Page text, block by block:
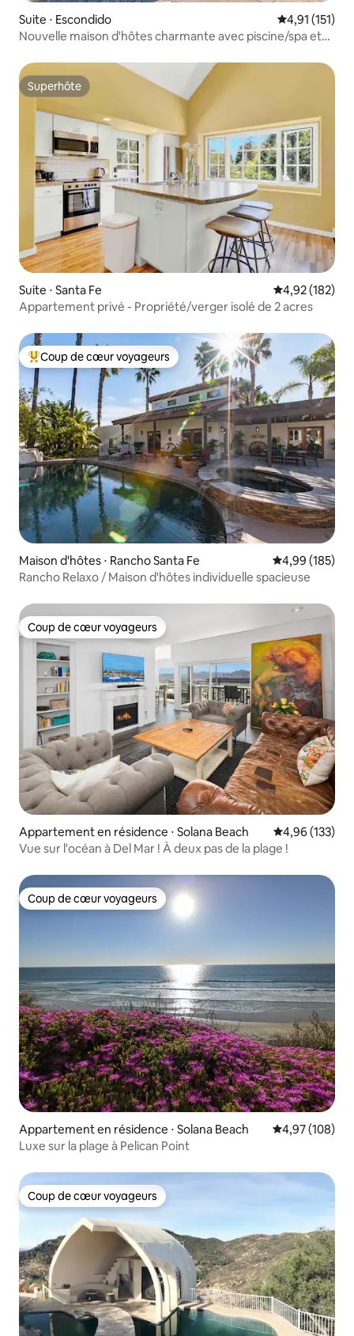
Suite ⋅ Escondido Évaluation
4,91 (151)
Nouvelle maison d'hôtes charmante avec piscine/spa et
Superhôte
Superhôte
Suite ⋅ Santa Fe Évaluation
4,92 (182)
Appartement privé - Propriété/verger isolé de 2 acres
Coups de cœur voyageurs les plus appréciés
Coup de cœur voyageurs
Maison d'hôtes ⋅ Rancho Santa Fe Évaluation
4,99 (185)
Rancho Relaxo / Maison d'hôtes individuelle spacieuse
Coup de cœur voyageurs
Coup de cœur voyageurs
Appartement en résidence ⋅ Solana Beach Évaluation
4,96 (133)
Vue sur l'océan à Del Mar ! À deux pas de la plage !
Coup de cœur voyageurs
Coup de cœur voyageurs
Appartement en résidence ⋅ Solana Beach Évaluation
4,97 (108)
Luxe sur la plage à Pelican Point
Coup de cœur voyageurs
Coup de cœur voyageurs